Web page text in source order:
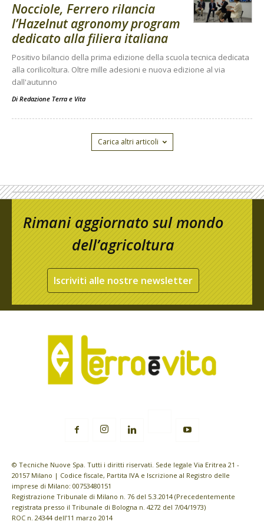
Nocciole, Ferrero rilancia
l’Hazelnut agronomy program
dedicato alla filiera italiana
Positivo bilancio della prima edizione della scuola tecnica dedicata
alla corilicoltura. Oltre mille adesioni e nuova edizione al via
dall'autunno
Di Redazione Terra e Vita
Carica altri articoli
Rimani aggiornato sul mondo
dell’agricoltura
Iscriviti alle nostre newsletter
© Tecniche Nuove Spa. Tutti i diritti riservati. Sede legale Via Eritrea 21 -
20157 Milano | Codice fiscale, Partita IVA e Iscrizione al Registro delle
imprese di Milano: 00753480151
Registrazione Tribunale di Milano n. 76 del 5.3.2014 (Precedentemente
registrata presso il Tribunale di Bologna n. 4272 del 7/04/1973)
ROC n. 24344 dell’11 marzo 2014